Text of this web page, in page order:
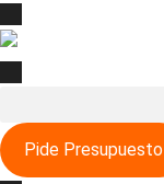
Pide Presupuesto